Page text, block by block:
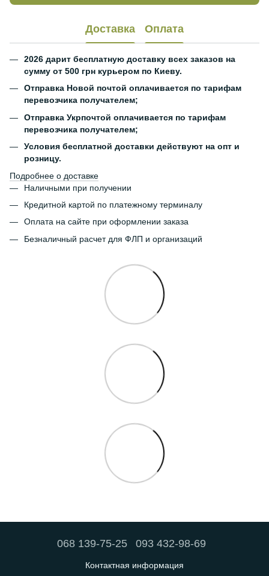
Доставка Оплата
2026 дарит бесплатную доставку всех заказов на
сумму от 500 грн курьером по Киеву.
Отправка Новой почтой оплачивается по тарифам
перевозчика получателем;
Отправка Укрпочтой оплачивается по тарифам
перевозчика получателем;
Условия бесплатной доставки действуют на опт и
розницу.
Подробнее о доставке
Наличными при получении
Кредитной картой по платежному терминалу
Оплата на сайте при оформлении заказа
Безналичный расчет для ФЛП и организаций
068 139-75-25 093 432-98-69
Контактная информация